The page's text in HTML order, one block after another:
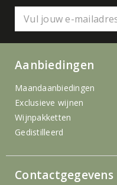
Aanbiedingen
Maandaanbiedingen
Exclusieve wijnen
Wijnpakketten
Gedistilleerd
Contactgegevens